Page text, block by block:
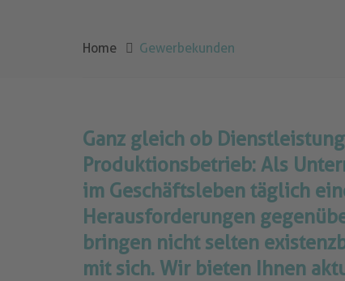
Home Gewerbekunden
Ganz gleich ob
Produktionsbetrieb: Als
im Geschäftsleben täglich
Herausforderungen
bringen nicht selten
mit sich. Wir bieten Ihnen